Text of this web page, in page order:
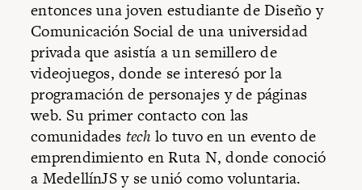
entonces una joven estudiante de Diseño y
Comunicación Social de una universidad
privada que asistía a un semillero de
videojuegos, donde se interesó por la
programación de personajes y de páginas
web. Su primer contacto con las
comunidades techlo tuvo en un evento de
emprendimiento en Ruta N, donde conoció
a MedellínJS y se unió como voluntaria.